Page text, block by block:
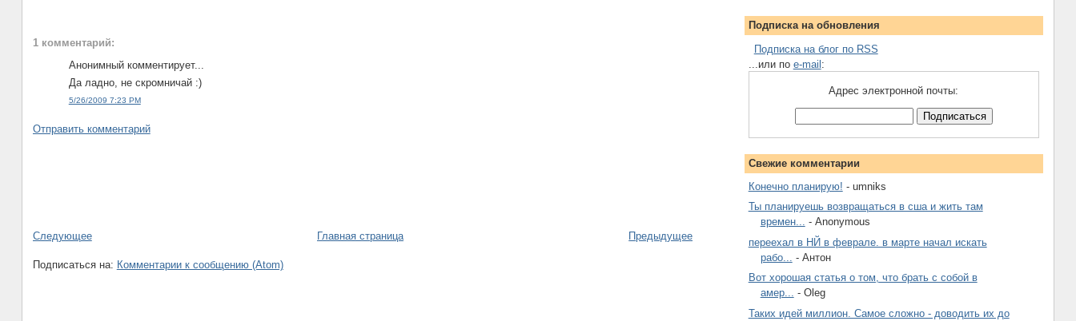
1 комментарий:
Анонимный комментирует...
Да ладно, не скромничай :)
5/26/2009 7:23 PM
Отправить комментарий
Следующее Предыдущее
Главная страница
Подписаться на: Комментарии к сообщению (Atom)
Подписка на обновления
Подписка на блог по RSS
...или по e-mail:
Адрес электронной почты:
Свежие комментарии
Конечно планирую! - umniks
Ты планируешь возвращаться в сша и жить там
времен... - Anonymous
переехал в НЙ в феврале. в марте начал искать
рабо...
- Антон
Вот хорошая статья о том, что брать с собой в
амер... - Oleg
Таких идей миллион. Самое сложно - доводить их до